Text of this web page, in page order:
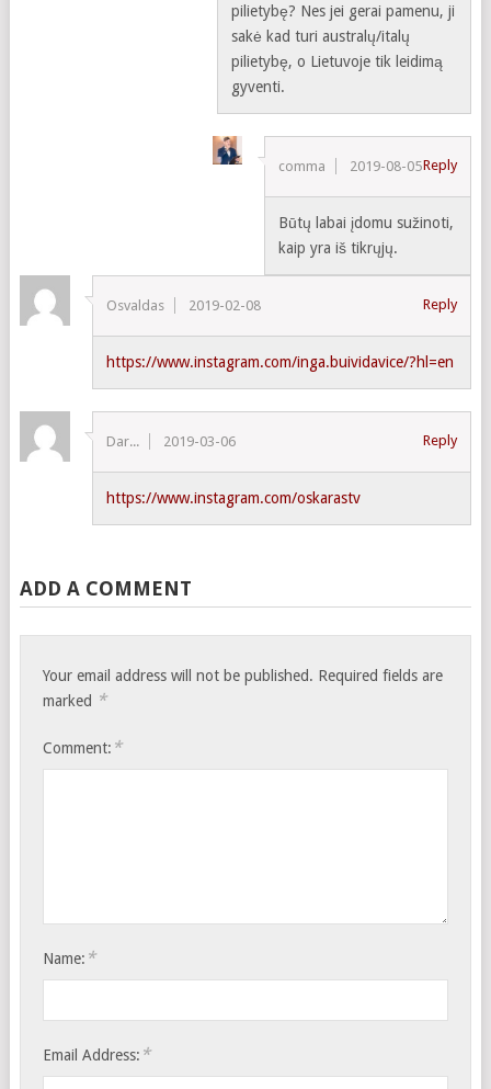
pilietybę? Nes jei gerai pamenu, ji
sakė kad turi australų/italų
pilietybę, o Lietuvoje tik leidimą
gyventi.
comma 2019-08-05Reply
Būtų labai įdomu sužinoti,
kaip yra iš tikrųjų.
Osvaldas 2019-02-08 Reply
https://www.instagram.com/inga.buividavice/?hl=en
Dar... 2019-03-06 Reply
https://www.instagram.com/oskarastv
ADD A COMMENT
Your email address will not be published. Required fields are
marked *
Comment: *
Name: *
Email Address: *